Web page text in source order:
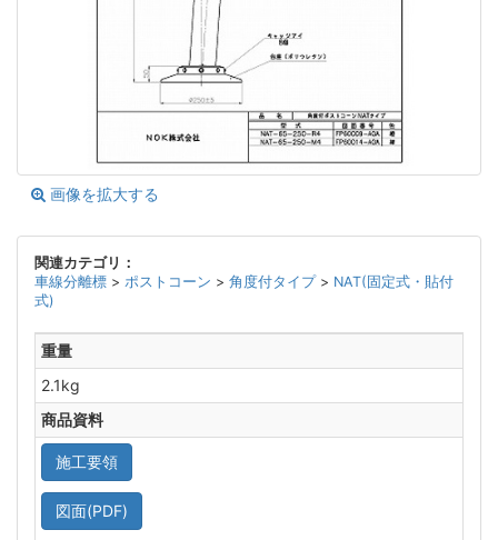
画像を拡大する
関連カテゴリ：
車線分離標 > ポストコーン > 角度付タイプ > NAT(固定式・貼付
式)
重量
2.1kg
商品資料
施工要領
図面(PDF)